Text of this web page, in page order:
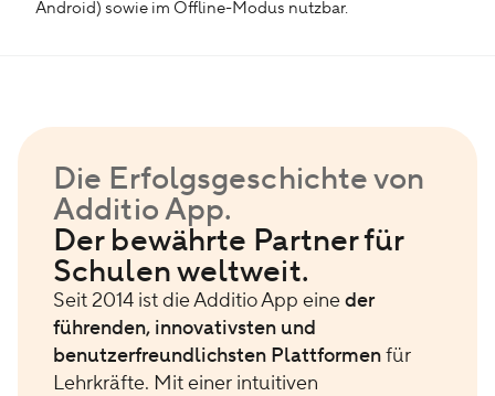
Android) sowie im Offline-Modus nutzbar.
Die Erfolgsgeschichte von
Additio App.
Der bewährte Partner für
Schulen weltweit.
Seit 2014 ist die Additio App eineder
führenden, innovativsten und
benutzerfreundlichsten Plattformenfür
Lehrkräfte. Mit einer intuitiven